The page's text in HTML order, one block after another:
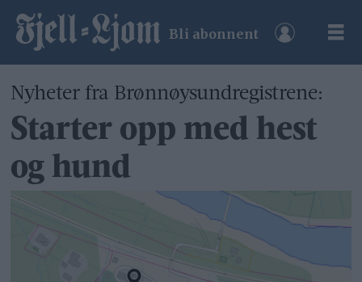
Bli abonnent
Nyheter fra Brønnøysundregistrene:
Starter opp med hest
og hund